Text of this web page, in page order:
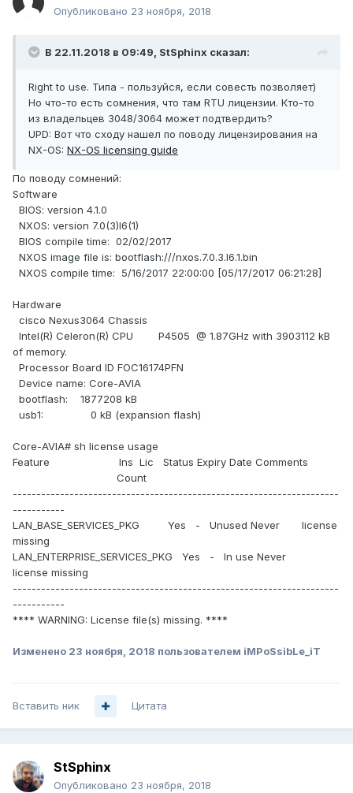
Опубликовано 23 ноября, 2018
В 22.11.2018 в 09:49, StSphinx сказал:
Right to use. Типа - пользуйся, если совесть позволяет)
Но что-то есть сомнения, что там RTU лицензии. Кто-то
из владельцев 3048/3064 может подтвердить?
UPD: Вот что сходу нашел по поводу лицензирования на
NX-OS: NX-OS licensing guide
По поводу сомнений:
Software
BIOS: version 4.1.0
NXOS: version 7.0(3)I6(1)
BIOS compile time: 02/02/2017
NXOS image file is: bootflash:///nxos.7.0.3.I6.1.bin
NXOS compile time: 5/16/2017 22:00:00 [05/17/2017 06:21:28]
Hardware
cisco Nexus3064 Chassis
Intel(R) Celeron(R) CPU P4505 @ 1.87GHz with 3903112 kB
of memory.
Processor Board ID FOC16174PFN
Device name: Core-AVIA
bootflash: 1877208 kB
usb1: 0 kB (expansion flash)
Core-AVIA# sh license usage
Feature Ins Lic Status Expiry Date Comments
Count
---------------------------------------------------------------------
-----------
LAN_BASE_SERVICES_PKG Yes - Unused Never license
missing
LAN_ENTERPRISE_SERVICES_PKG Yes - In use Never
license missing
---------------------------------------------------------------------
-----------
**** WARNING: License file(s) missing. ****
Изменено 23 ноября, 2018 пользователем iMPoSsibLe_iT
Вставить ник Цитата
StSphinx
Опубликовано 23 ноября, 2018